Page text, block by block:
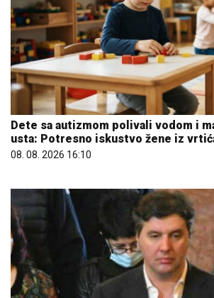
Dete sa autizmom polivali vodom i
usta: Potresno iskustvo žene iz
08. 08. 2026 16:10